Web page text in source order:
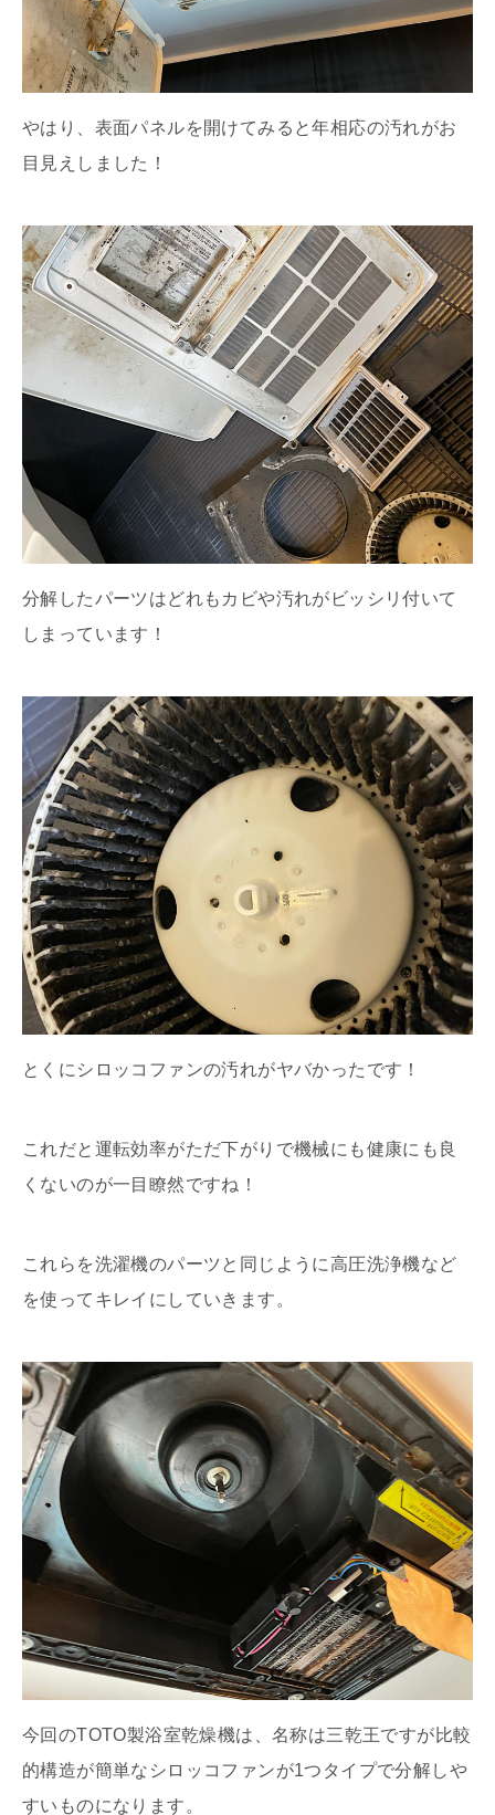
やはり、表面パネルを開けてみると年相応の汚れがお
目見えしました！
分解したパーツはどれもカビや汚れがビッシリ付いて
しまっています！
とくにシロッコファンの汚れがヤバかったです！
これだと運転効率がただ下がりで機械にも健康にも良
くないのが一目瞭然ですね！
これらを洗濯機のパーツと同じように高圧洗浄機など
を使ってキレイにしていきます。
今回のTOTO製浴室乾燥機は、名称は三乾王ですが比較
的構造が簡単なシロッコファンが1つタイプで分解しや
すいものになります。